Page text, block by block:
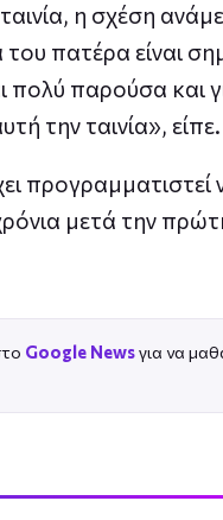
η σχέση
πατέρα είναι
πολύ παρούσα και
την ταινία», είπε.
προγραμματιστεί
μετά την
Google Newsγια να